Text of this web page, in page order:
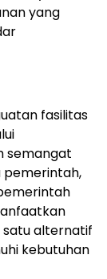
yang
fasilitas
semangat
pemerintah,
satu alternatif
kebutuhan